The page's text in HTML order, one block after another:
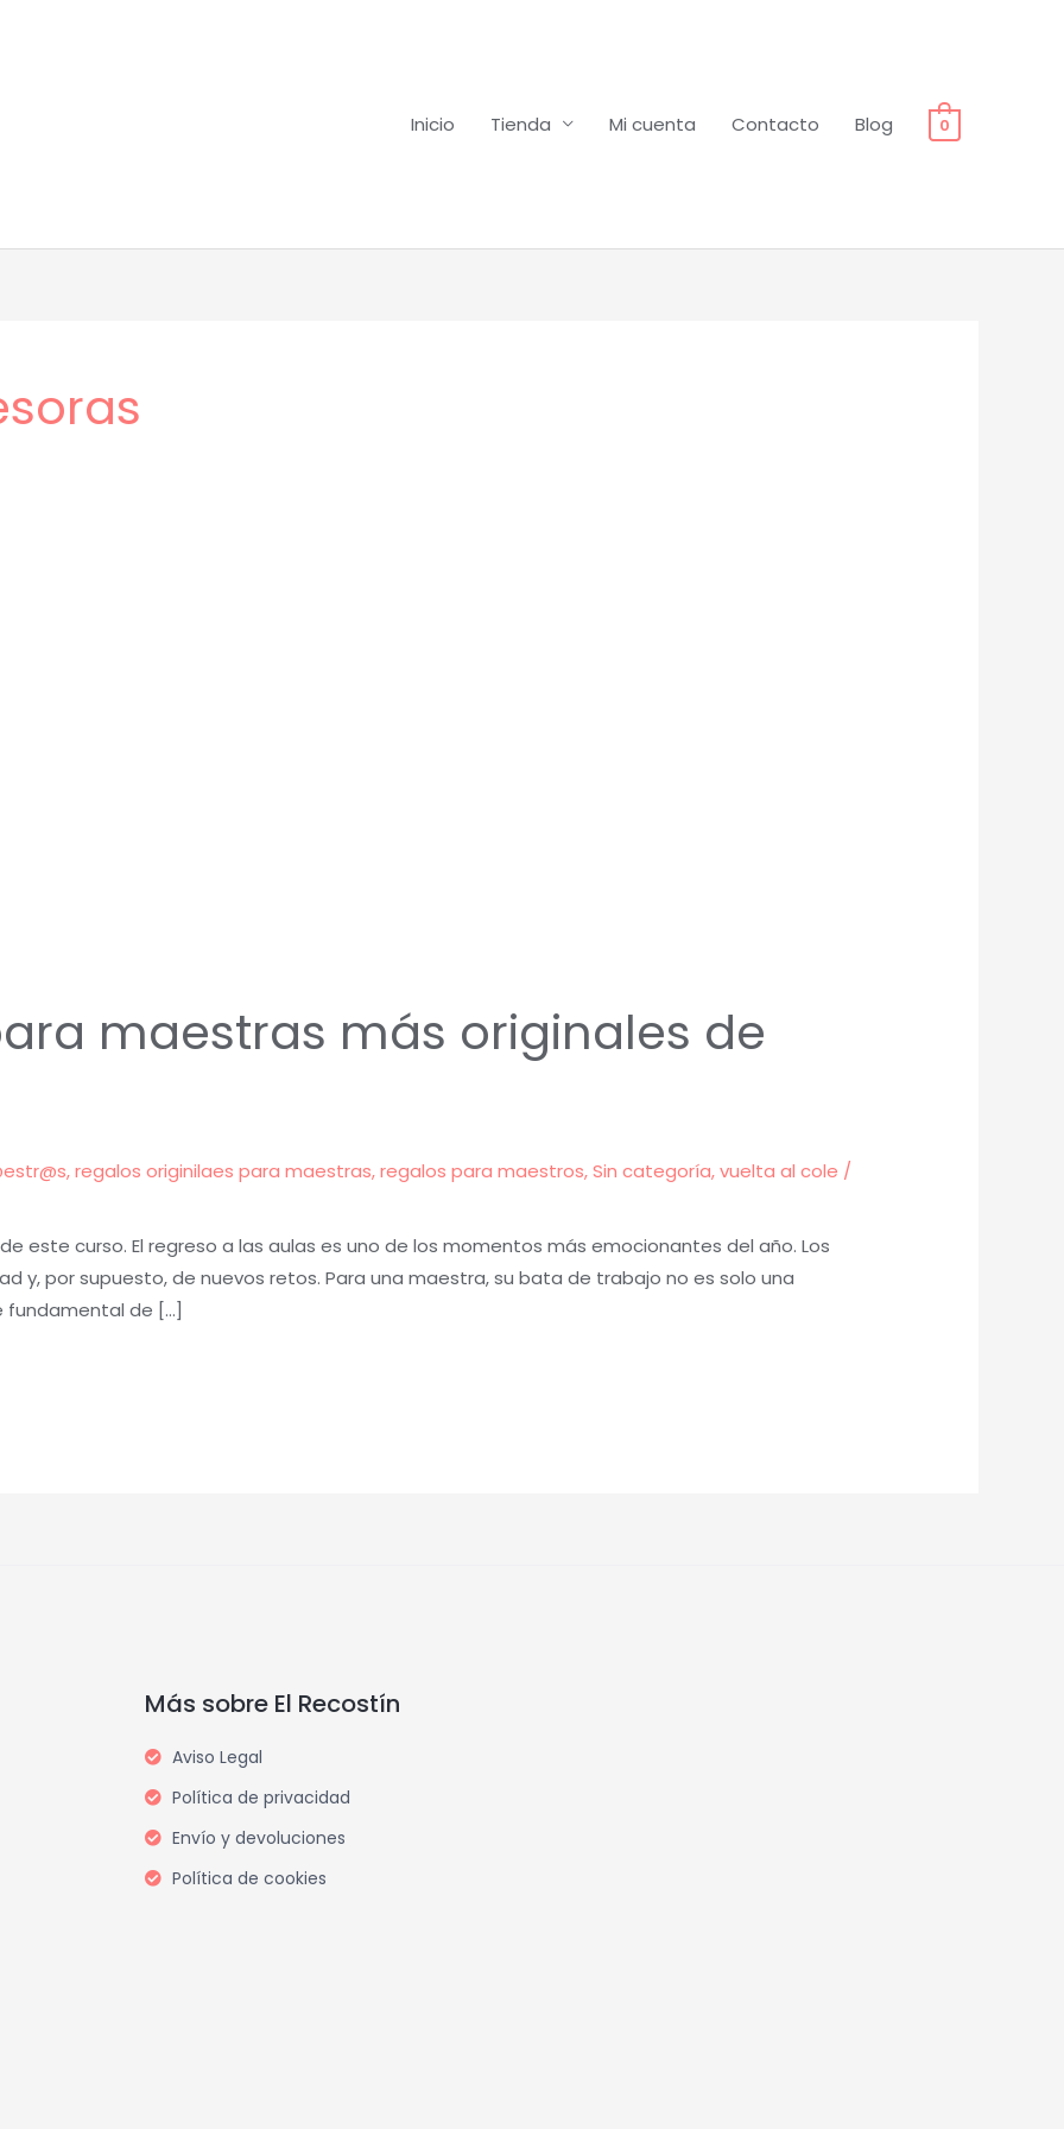
Inicio
Tienda Mi cuenta Contacto Blog 0
maestras más originales de
,regalos originilaes para maestras,regalos para maestros,Sin categoría,vuelta al cole /
este curso. El regreso a las aulas es uno de los momentos más emocionantes del año. Los
y, por supuesto, de nuevos retos. Para una maestra, su bata de trabajo no es solo una
fundamental de […]
Más sobre El Recostín
Aviso Legal
Política de privacidad
Envío y devoluciones
Política de cookies